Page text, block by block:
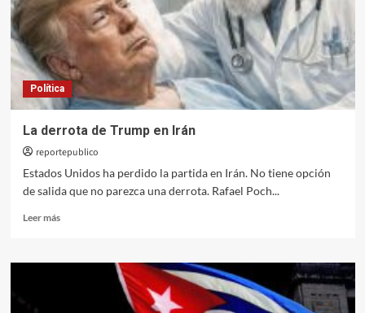
Política
La derrota de Trump en Irán
reportepublico
Estados Unidos ha perdido la partida en Irán. No tiene opción
de salida que no parezca una derrota. Rafael Poch...
Leer másLeer
La